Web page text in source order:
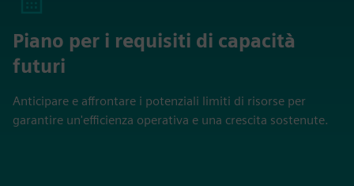
Piano per i requisiti di capacità
futuri
Anticipare e affrontare i potenziali limiti di risorse per
garantire un'efficienza operativa e una crescita sostenute.